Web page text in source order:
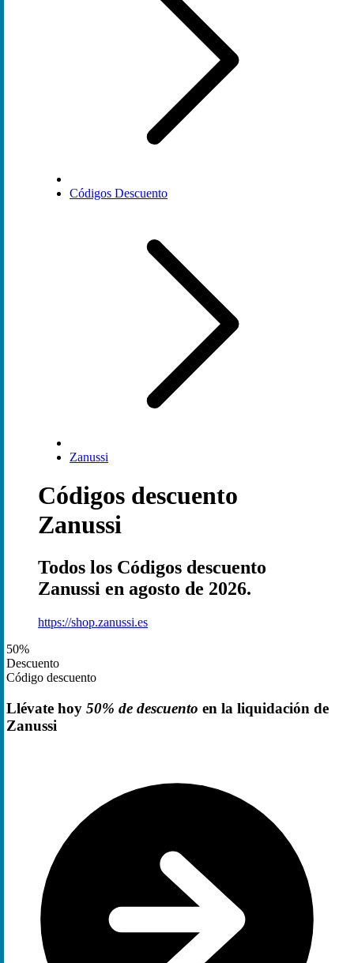
Códigos Descuento
Zanussi
Códigos descuento
Zanussi
Todos los Códigos descuento
Zanussi en agosto de 2026.
https://shop.zanussi.es
50%
Descuento
Código descuento
Llévate hoy 50% de descuento en la liquidación de
Zanussi